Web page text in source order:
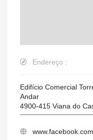
Endereço :
Edifício Comercial
Andar
4900-415 Viana do
www.facebook.com